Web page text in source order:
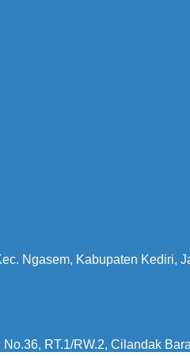
Ngasem, Kabupaten Kediri,
RT.1/RW.2, Cilandak